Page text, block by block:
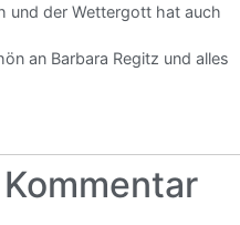
und der Wettergott hat auch
an Barbara Regitz und alles